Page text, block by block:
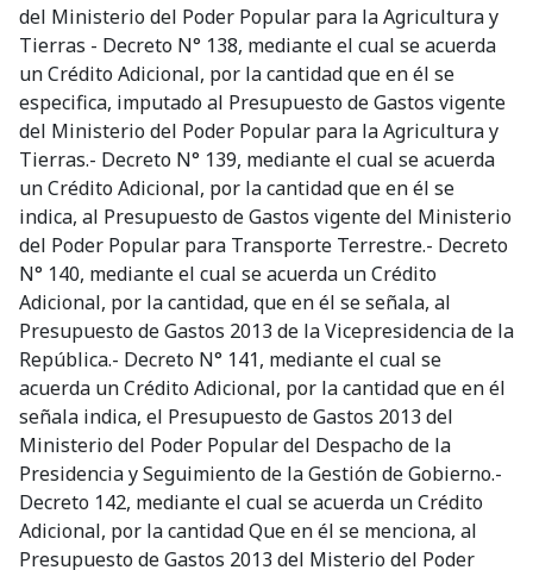
del Ministerio del Poder Popular para la Agricultura y
Tierras - Decreto N° 138, mediante el cual se acuerda
un Crédito Adicional, por la cantidad que en él se
especifica, imputado al Presupuesto de Gastos vigente
del Ministerio del Poder Popular para la Agricultura y
Tierras.- Decreto N° 139, mediante el cual se acuerda
un Crédito Adicional, por la cantidad que en él se
indica, al Presupuesto de Gastos vigente del Ministerio
del Poder Popular para Transporte Terrestre.- Decreto
N° 140, mediante el cual se acuerda un Crédito
Adicional, por la cantidad, que en él se señala, al
Presupuesto de Gastos 2013 de la Vicepresidencia de la
República.- Decreto N° 141, mediante el cual se
acuerda un Crédito Adicional, por la cantidad que en él
señala indica, el Presupuesto de Gastos 2013 del
Ministerio del Poder Popular del Despacho de la
Presidencia y Seguimiento de la Gestión de Gobierno.-
Decreto 142, mediante el cual se acuerda un Crédito
Adicional, por la cantidad Que en él se menciona, al
Presupuesto de Gastos 2013 del Misterio del Poder